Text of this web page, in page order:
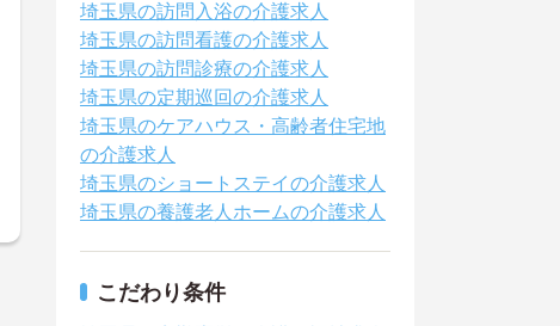
埼玉県の訪問入浴の介護求人
埼玉県の訪問看護の介護求人
埼玉県の訪問診療の介護求人
埼玉県の定期巡回の介護求人
埼玉県のケアハウス・高齢者住宅地
の介護求人
埼玉県のショートステイの介護求人
埼玉県の養護老人ホームの介護求人
こだわり条件